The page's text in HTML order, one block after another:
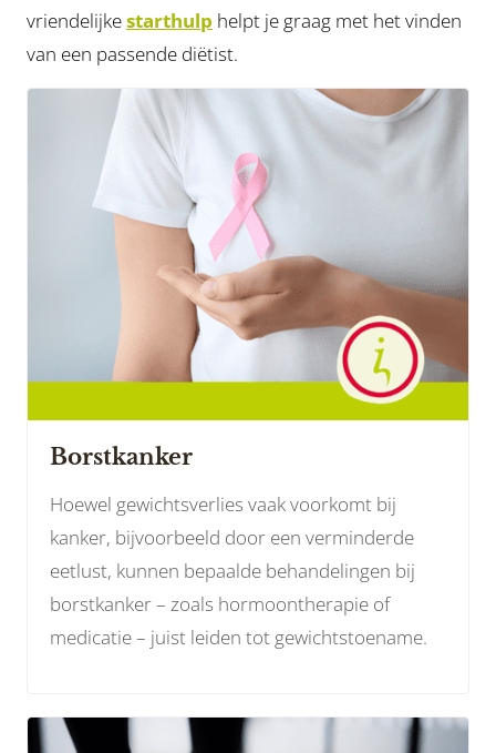
vriendelijkestarthulp helpt je graag met het vinden
van een passende diëtist.
Borstkanker
Hoewel gewichtsverlies vaak voorkomt bij
kanker, bijvoorbeeld door een verminderde
eetlust, kunnen bepaalde behandelingen bij
borstkanker – zoals hormoontherapie of
medicatie – juist leiden tot gewichtstoename.